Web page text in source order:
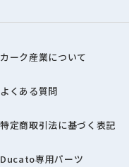
カーク産業について
よくある質問
特定商取引法に基づく表記
Ducato専用パーツ